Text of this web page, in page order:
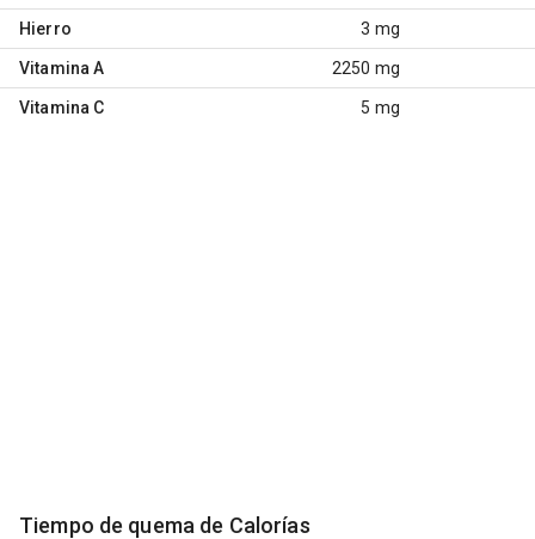
Hierro 3 mg
Vitamina A 2250 mg
Vitamina C 5 mg
Tiempo de quema de Calorías